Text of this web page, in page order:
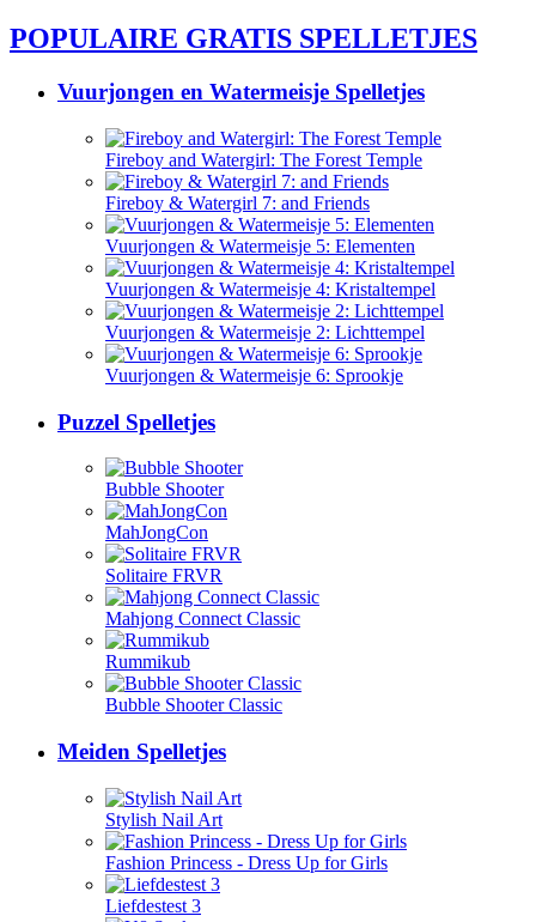
POPULAIRE GRATIS SPELLETJES
Vuurjongen en Watermeisje Spelletjes
Fireboy and Watergirl: The Forest Temple
Fireboy & Watergirl 7: and Friends
Vuurjongen & Watermeisje 5: Elementen
Vuurjongen & Watermeisje 4: Kristaltempel
Vuurjongen & Watermeisje 2: Lichttempel
Vuurjongen & Watermeisje 6: Sprookje
Puzzel Spelletjes
Bubble Shooter
MahJongCon
Solitaire FRVR
Mahjong Connect Classic
Rummikub
Bubble Shooter Classic
Meiden Spelletjes
Stylish Nail Art
Fashion Princess - Dress Up for Girls
Liefdestest 3